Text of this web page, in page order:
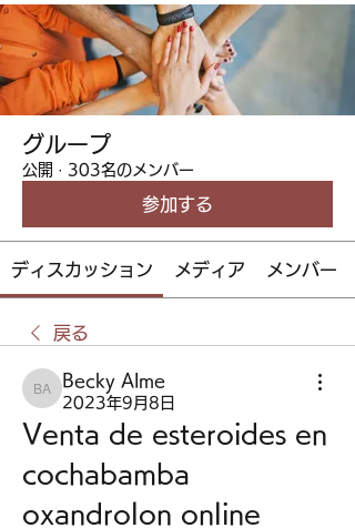
グループ
公開 · 303名のメンバー
参加する
ディスカッション メディア メンバー
戻る
Becky Alme
Becky Alme
2023年9月8日
Venta de esteroides en
cochabamba
oxandrolon online